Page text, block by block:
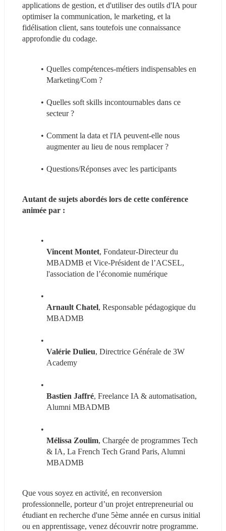
applications de gestion, et d'utiliser des outils d'IA pour
optimiser la communication, le marketing, et la
fidélisation client, sans toutefois une connaissance
approfondie du codage.
Quelles compétences-métiers indispensables en
Marketing/Com ?
Quelles soft skills incontournables dans ce
secteur ?
Comment la data et l'IA peuvent-elle nous
augmenter au lieu de nous remplacer ?
Questions/Réponses avec les participants
Autant de sujets abordés lors de cette conférence
animée par :
Vincent Montet, Fondateur-Directeur du
MBADMB et Vice-Président de l’ACSEL,
l'association de l’économie numérique
Arnault Chatel, Responsable pédagogique du
MBADMB
Valérie Dulieu, Directrice Générale de 3W
Academy
Bastien Jaffré, Freelance IA & automatisation,
Alumni MBADMB
Mélissa Zoulim, Chargée de programmes Tech
& IA, La French Tech Grand Paris, Alumni
MBADMB
Que vous soyez en activité, en reconversion
professionnelle, porteur d’un projet entrepreneurial ou
étudiant en recherche d'une 5ème année en cursus initial
ou en apprentissage, venez découvrir notre programme.